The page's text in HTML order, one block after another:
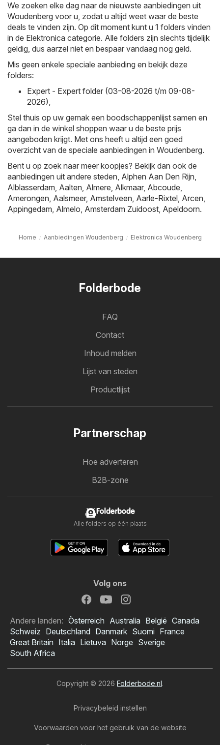
We zoeken elke dag naar de nieuwste aanbiedingen uit
Woudenberg voor u, zodat u altijd weet waar de beste
deals te vinden zijn. Op dit moment kunt u 1 folders vinden
in de Elektronica categorie. Alle folders zijn slechts tijdelijk
geldig, dus aarzel niet en bespaar vandaag nog geld.
Mis geen enkele speciale aanbieding en bekijk deze
folders:
Expert - Expert folder (03-08-2026 t/m 09-08-
2026),
Stel thuis op uw gemak een boodschappenlijst samen en
ga dan in de winkel shoppen waar u de beste prijs
aangeboden krijgt. Met ons heeft u altijd een goed
overzicht van de speciale aanbiedingen in Woudenberg.
Bent u op zoek naar meer koopjes? Bekijk dan ook de
aanbiedingen uit andere steden, Alphen Aan Den Rijn,
Alblasserdam, Aalten, Almere, Alkmaar, Abcoude,
Amerongen, Aalsmeer, Amstelveen, Aarle-Rixtel, Arcen,
Appingedam, Almelo, Amsterdam Zuidoost, Apeldoorn.
Home Aanbiedingen Woudenberg Elektronica Woudenberg
Folderbode
FAQ
Contact
Inhoud melden
Lijst van steden
Productlijst
Partnerschap
Hoe adverteren
B2B-zone
Folderbode
Alle folders op één plaats
Volg ons
Andere landen: Österreich Australia België Canada
Schweiz Deutschland Danmark Suomi France
Great Britain Italia Lietuva Norge Sverige
South Africa
Copyright © 2026 Folderbode.nl.
Privacybeleid instellen
Voorwaarden voor het gebruik van de website